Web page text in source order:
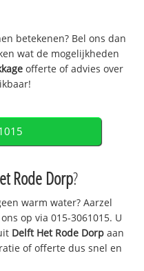
betekenen? Bel ons dan
wat de mogelijkheden
offerte of advies over
Rode Dorp?
warm water? Aarzel
op via 015-3061015. U
Delft Het Rode Dorp aan
of offerte dus snel en